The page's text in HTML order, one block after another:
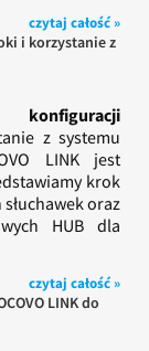
czytaj całość »
i korzystanie z
z systemu
LINK jest
krok
oraz
HUB dla
czytaj całość »
LINK do